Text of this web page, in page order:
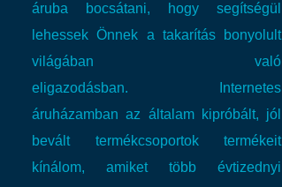
áruba bocsátani, hogy segítségül
lehessek Önnek a takarítás bonyolult
világában való
eligazodásban.
Internetes
áruházamban az általam kipróbált, jól
bevált termékcsoportok termékeit
kínálom, amiket több évtizednyi